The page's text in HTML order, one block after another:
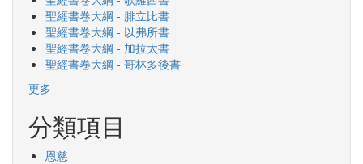
聖經書卷大綱 - 腓立比書
聖經書卷大綱 - 以弗所書
聖經書卷大綱 - 加拉太書
聖經書卷大綱 - 哥林多後書
更多
分類項目
恩慈